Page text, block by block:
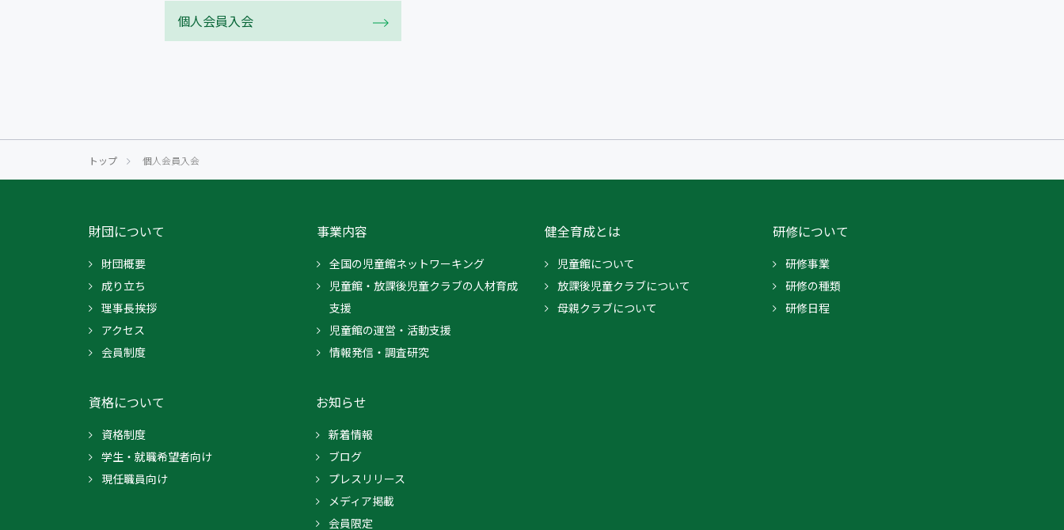
個人会員入会
トップ 個人会員入会
財団について
財団概要
成り立ち
理事長挨拶
アクセス
会員制度
事業内容
全国の児童館ネットワーキング
児童館・放課後児童クラブの人材育成
支援
児童館の運営・活動支援
情報発信・調査研究
健全育成とは
児童館について
放課後児童クラブについて
母親クラブについて
研修について
研修事業
研修の種類
研修日程
資格について
資格制度
学生・就職希望者向け
現任職員向け
お知らせ
新着情報
ブログ
プレスリリース
メディア掲載
会員限定